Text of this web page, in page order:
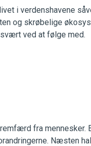
i verdenshavene
og skrøbelige
ved at følge med.
fra mennesker.
Næsten